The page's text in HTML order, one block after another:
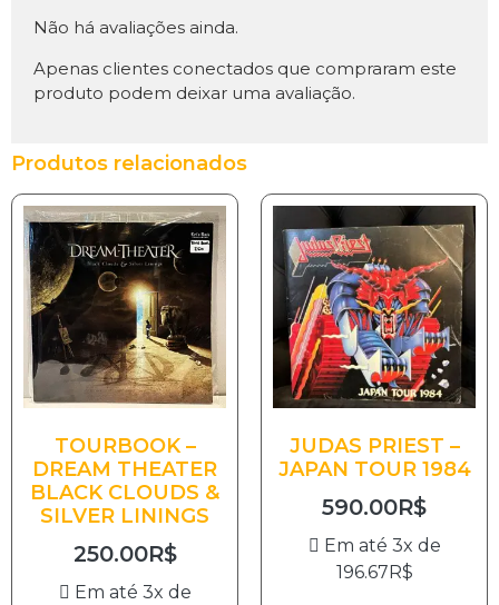
Não há avaliações ainda.
Apenas clientes conectados que compraram este
produto podem deixar uma avaliação.
Produtos relacionados
TOURBOOK –
DREAM THEATER
BLACK CLOUDS &
SILVER LININGS
250.00R$
Em até 3x de
JUDAS PRIEST –
JAPAN TOUR 1984
590.00R$
Em até 3x de
196.67R$